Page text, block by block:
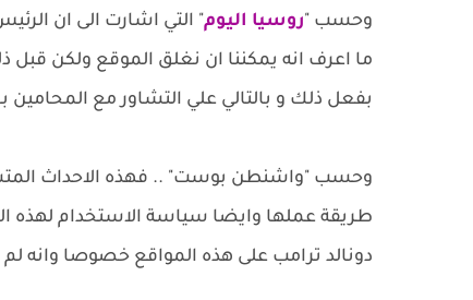
وحسب "روسيا اليوم" التي اشارت الى ان
ما اعرف انه يمكننا ان نغلق الموقع ولكن قبل
بفعل ذلك و بالتالي علي التشاور مع المحامين
وحسب "واشنطن بوست" .. فهذه الاحداث
طريقة عملها وايضا سياسة الاستخدام لهذه
دونالد ترامب على هذه المواقع خصوصا وانه لم